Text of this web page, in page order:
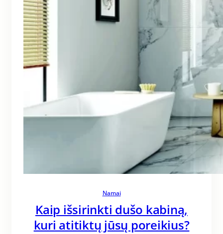
Namai
Kaip išsirinkti dušo kabiną,
kuri atitiktų jūsų poreikius?